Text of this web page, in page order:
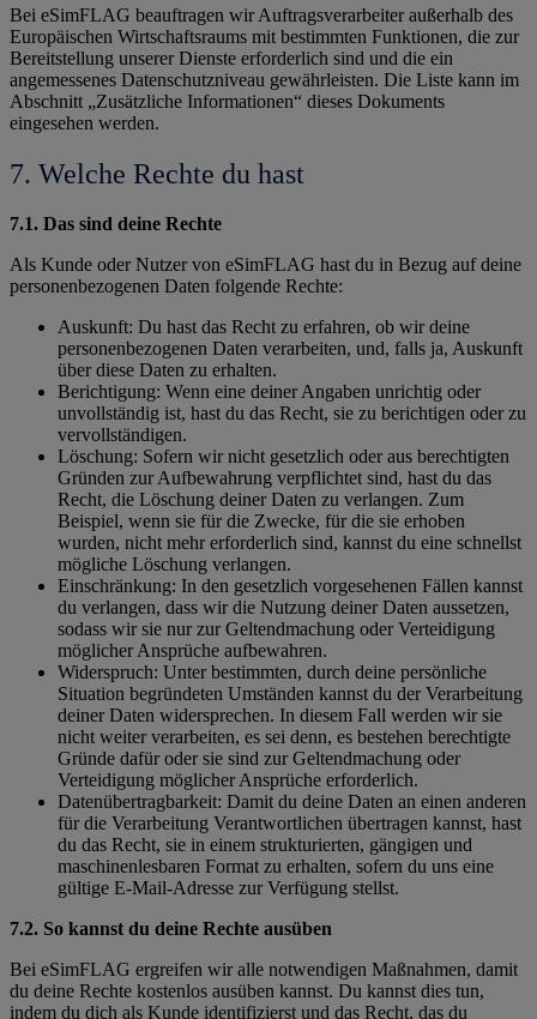
Bei eSimFLAG beauftragen wir Auftragsverarbeiter außerhalb des
Europäischen Wirtschaftsraums mit bestimmten Funktionen, die zur
Bereitstellung unserer Dienste erforderlich sind und die ein
angemessenes Datenschutzniveau gewährleisten. Die Liste kann im
Abschnitt „Zusätzliche Informationen“ dieses Dokuments
eingesehen werden.
7. Welche Rechte du hast
7.1. Das sind deine Rechte
Als Kunde oder Nutzer von eSimFLAG hast du in Bezug auf deine
personenbezogenen Daten folgende Rechte:
Auskunft: Du hast das Recht zu erfahren, ob wir deine
personenbezogenen Daten verarbeiten, und, falls ja, Auskunft
über diese Daten zu erhalten.
Berichtigung: Wenn eine deiner Angaben unrichtig oder
unvollständig ist, hast du das Recht, sie zu berichtigen oder zu
vervollständigen.
Löschung: Sofern wir nicht gesetzlich oder aus berechtigten
Gründen zur Aufbewahrung verpflichtet sind, hast du das
Recht, die Löschung deiner Daten zu verlangen. Zum
Beispiel, wenn sie für die Zwecke, für die sie erhoben
wurden, nicht mehr erforderlich sind, kannst du eine schnellst
mögliche Löschung verlangen.
Einschränkung: In den gesetzlich vorgesehenen Fällen kannst
du verlangen, dass wir die Nutzung deiner Daten aussetzen,
sodass wir sie nur zur Geltendmachung oder Verteidigung
möglicher Ansprüche aufbewahren.
Widerspruch: Unter bestimmten, durch deine persönliche
Situation begründeten Umständen kannst du der Verarbeitung
deiner Daten widersprechen. In diesem Fall werden wir sie
nicht weiter verarbeiten, es sei denn, es bestehen berechtigte
Gründe dafür oder sie sind zur Geltendmachung oder
Verteidigung möglicher Ansprüche erforderlich.
Datenübertragbarkeit: Damit du deine Daten an einen anderen
für die Verarbeitung Verantwortlichen übertragen kannst, hast
du das Recht, sie in einem strukturierten, gängigen und
maschinenlesbaren Format zu erhalten, sofern du uns eine
gültige E-Mail-Adresse zur Verfügung stellst.
7.2. So kannst du deine Rechte ausüben
Bei eSimFLAG ergreifen wir alle notwendigen Maßnahmen, damit
du deine Rechte kostenlos ausüben kannst. Du kannst dies tun,
indem du dich als Kunde identifizierst und das Recht, das du